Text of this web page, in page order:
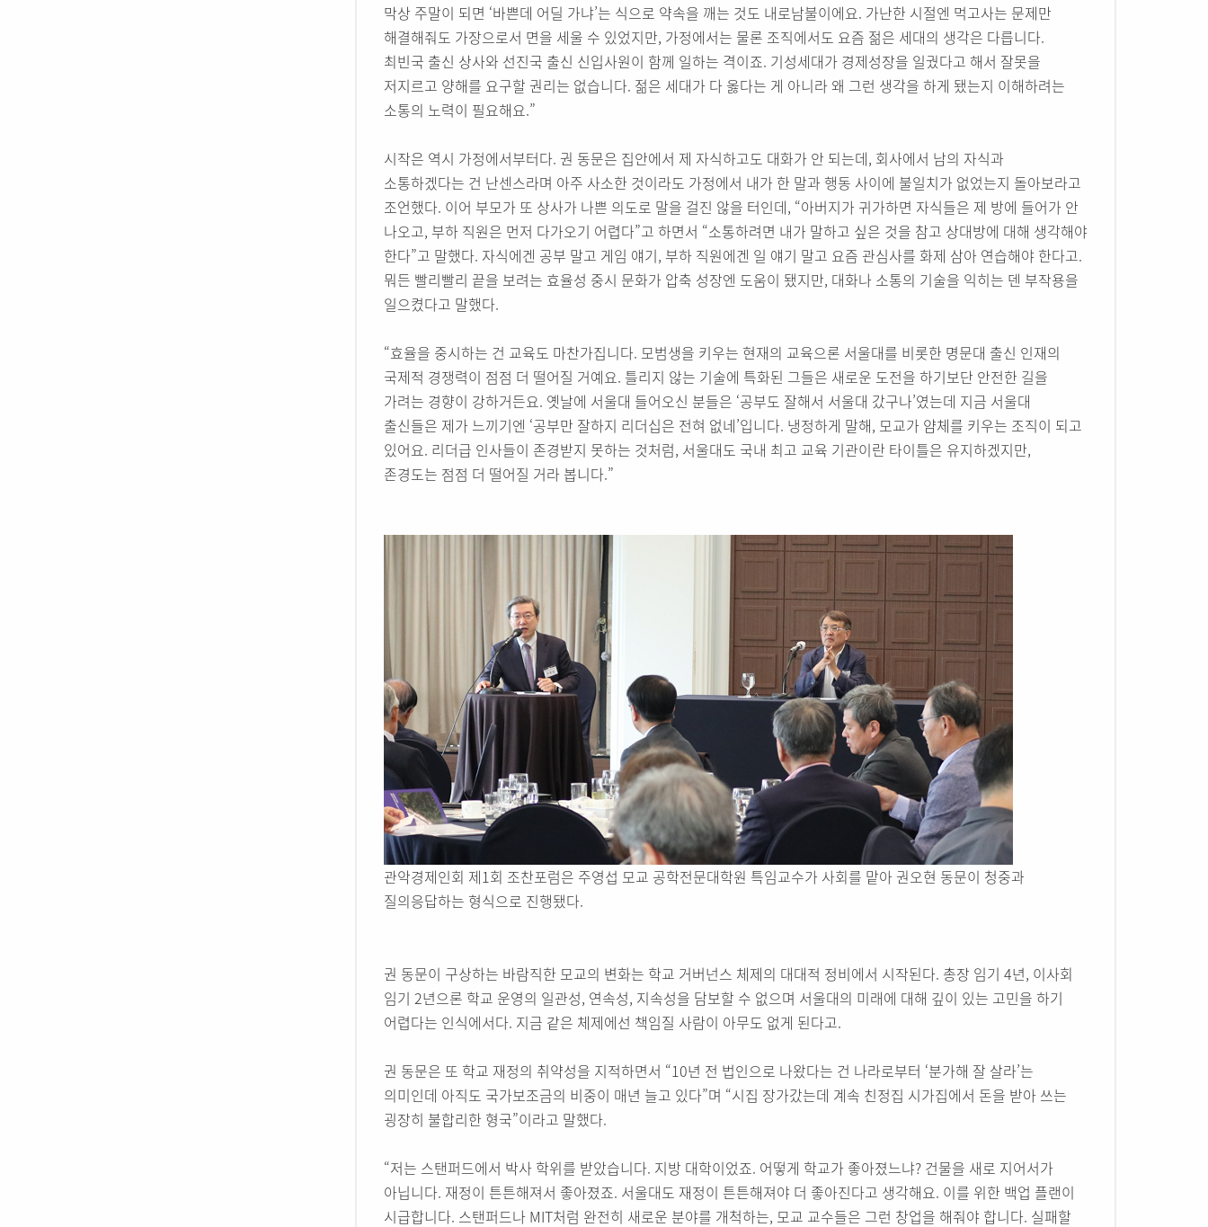
막상 주말이 되면 ‘바쁜데 어딜 가냐’는 식으로 약속을 깨는 것도 내로남불이에요. 가난한 시절엔 먹고사는 문제만
해결해줘도 가장으로서 면을 세울 수 있었지만, 가정에서는 물론 조직에서도 요즘 젊은 세대의 생각은 다릅니다.
최빈국 출신 상사와 선진국 출신 신입사원이 함께 일하는 격이죠. 기성세대가 경제성장을 일궜다고 해서 잘못을
저지르고 양해를 요구할 권리는 없습니다. 젊은 세대가 다 옳다는 게 아니라 왜 그런 생각을 하게 됐는지 이해하려는
소통의 노력이 필요해요.”
시작은 역시 가정에서부터다. 권 동문은 집안에서 제 자식하고도 대화가 안 되는데, 회사에서 남의 자식과
소통하겠다는 건 난센스라며 아주 사소한 것이라도 가정에서 내가 한 말과 행동 사이에 불일치가 없었는지 돌아보라고
조언했다. 이어 부모가 또 상사가 나쁜 의도로 말을 걸진 않을 터인데, “아버지가 귀가하면 자식들은 제 방에 들어가 안
나오고, 부하 직원은 먼저 다가오기 어렵다”고 하면서 “소통하려면 내가 말하고 싶은 것을 참고 상대방에 대해 생각해야
한다”고 말했다. 자식에겐 공부 말고 게임 얘기, 부하 직원에겐 일 얘기 말고 요즘 관심사를 화제 삼아 연습해야 한다고.
뭐든 빨리빨리 끝을 보려는 효율성 중시 문화가 압축 성장엔 도움이 됐지만, 대화나 소통의 기술을 익히는 덴 부작용을
일으켰다고 말했다.
“효율을 중시하는 건 교육도 마찬가집니다. 모범생을 키우는 현재의 교육으론 서울대를 비롯한 명문대 출신 인재의
국제적 경쟁력이 점점 더 떨어질 거예요. 틀리지 않는 기술에 특화된 그들은 새로운 도전을 하기보단 안전한 길을
가려는 경향이 강하거든요. 옛날에 서울대 들어오신 분들은 ‘공부도 잘해서 서울대 갔구나’였는데 지금 서울대
출신들은 제가 느끼기엔 ‘공부만 잘하지 리더십은 전혀 없네’입니다. 냉정하게 말해, 모교가 얌체를 키우는 조직이 되고
있어요. 리더급 인사들이 존경받지 못하는 것처럼, 서울대도 국내 최고 교육 기관이란 타이틀은 유지하겠지만,
존경도는 점점 더 떨어질 거라 봅니다.”
관악경제인회 제1회 조찬포럼은 주영섭 모교 공학전문대학원 특임교수가 사회를 맡아 권오현 동문이 청중과
질의응답하는 형식으로 진행됐다.
권 동문이 구상하는 바람직한 모교의 변화는 학교 거버넌스 체제의 대대적 정비에서 시작된다. 총장 임기 4년, 이사회
임기 2년으론 학교 운영의 일관성, 연속성, 지속성을 담보할 수 없으며 서울대의 미래에 대해 깊이 있는 고민을 하기
어렵다는 인식에서다. 지금 같은 체제에선 책임질 사람이 아무도 없게 된다고.
권 동문은 또 학교 재정의 취약성을 지적하면서 “10년 전 법인으로 나왔다는 건 나라로부터 ‘분가해 잘 살라’는
의미인데 아직도 국가보조금의 비중이 매년 늘고 있다”며 “시집 장가갔는데 계속 친정집 시가집에서 돈을 받아 쓰는
굉장히 불합리한 형국”이라고 말했다.
“저는 스탠퍼드에서 박사 학위를 받았습니다. 지방 대학이었죠. 어떻게 학교가 좋아졌느냐? 건물을 새로 지어서가
아닙니다. 재정이 튼튼해져서 좋아졌죠. 서울대도 재정이 튼튼해져야 더 좋아진다고 생각해요. 이를 위한 백업 플랜이
시급합니다. 스탠퍼드나 MIT처럼 완전히 새로운 분야를 개척하는, 모교 교수들은 그런 창업을 해줘야 합니다. 실패할